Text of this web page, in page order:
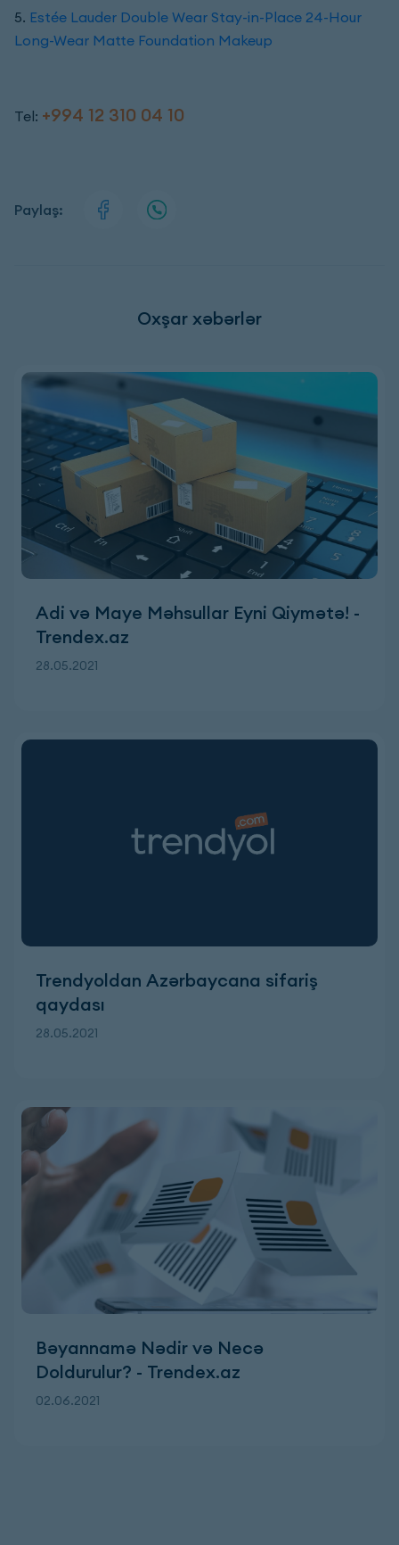
5. Estée Lauder Double Wear Stay-in-Place 24-Hour
Long-Wear Matte Foundation Makeup
Tel: +994 12 310 04 10
Paylaş:
Oxşar xəbərlər
Adi və Maye Məhsullar Eyni Qiymətə! -
Trendex.az
28.05.2021
Trendyoldan Azərbaycana sifariş
qaydası
28.05.2021
Bəyannamə Nədir və Necə
Doldurulur? - Trendex.az
02.06.2021